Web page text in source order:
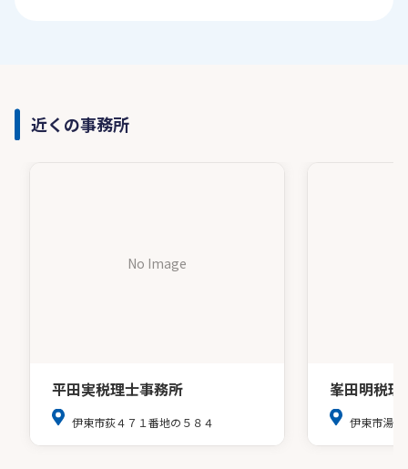
近くの事務所
No Image
平田実税理士事務所
伊東市荻４７１番地の５８４
峯田明税理
伊東市湯川